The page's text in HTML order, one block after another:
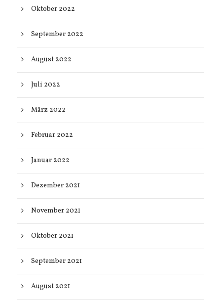
Oktober 2022
September 2022
August 2022
Juli 2022
März 2022
Februar 2022
Januar 2022
Dezember 2021
November 2021
Oktober 2021
September 2021
August 2021